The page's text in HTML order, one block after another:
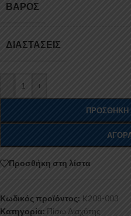
ΒΆΡΟΣ
ΔΙΑΣΤΆΣΕΙΣ
- +
ΠΡΟΣΘΉΚΗ
Προσθήκη στη λίστα
Κωδικός προϊόντος: K208-003
Κατηγορία: Πίσω Διαχύτης